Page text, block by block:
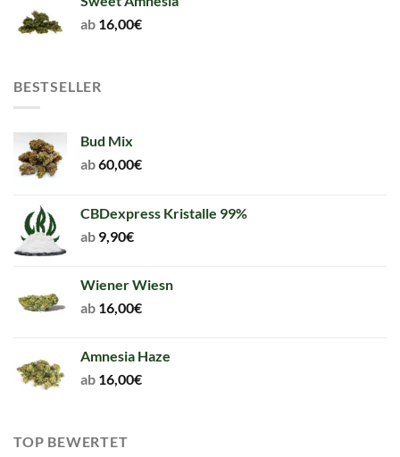
ab 16,00€
BESTSELLER
Bud Mix
ab60,00€
CBDexpress Kristalle 99%
ab 9,90€
Wiener Wiesn
ab 16,00€
Amnesia Haze
ab 16,00€
TOP BEWERTET